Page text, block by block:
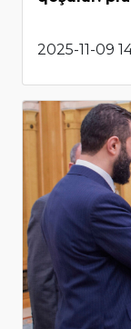
2025-11-09